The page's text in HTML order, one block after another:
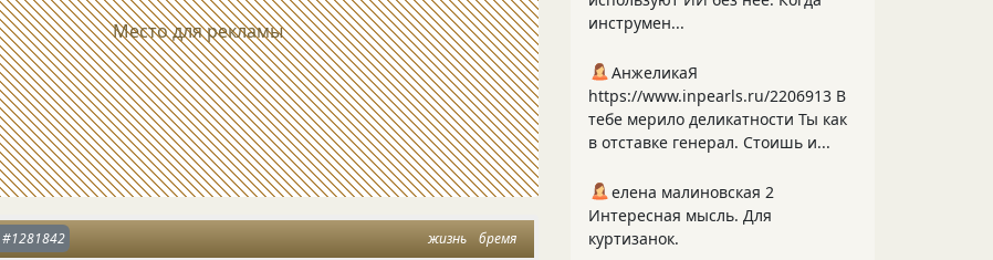
Место для рекламы
жизнь бремя
#1281842
инструмен...
АнжеликаЯ
https://www.inpearls.ru/2206913 В
тебе мерило деликатности Ты как
в отставке генерал. Стоишь и...
елена малиновская 2
Интересная мысль. Для
куртизанок.